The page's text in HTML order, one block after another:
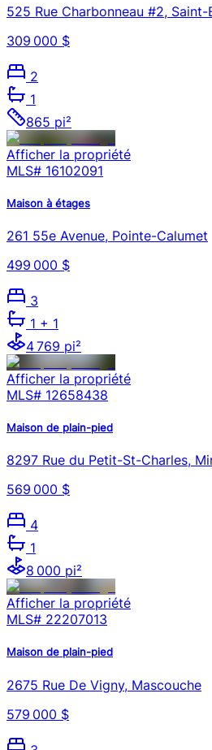
525 Rue Charbonneau #2, Saint-
309 000 $
2
1
865 pi²
Afficher la propriété
MLS# 16102091
Maison à étages
261 55e Avenue, Pointe-Calumet
499 000 $
3
1 + 1
4 769 pi²
Afficher la propriété
MLS# 12658438
Maison de plain-pied
8297 Rue du Petit-St-Charles,
569 000 $
4
1
8 000 pi²
Afficher la propriété
MLS# 22207013
Maison de plain-pied
2675 Rue De Vigny, Mascouche
579 000 $